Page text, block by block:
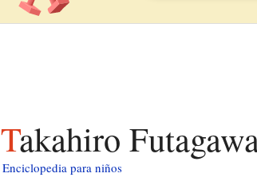
Takahiro
Enciclopedia para niños